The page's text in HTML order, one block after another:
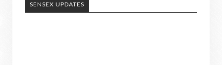
SENSEX UPDATES